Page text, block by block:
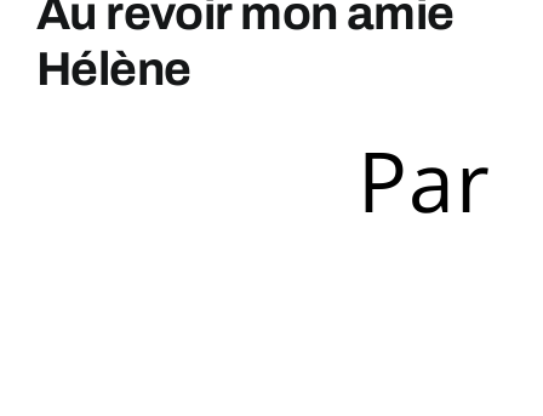
Au revoir mon amie
Hélène
Par